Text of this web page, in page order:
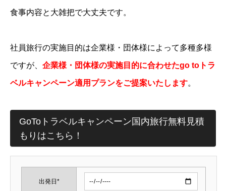
食事内容と大雑把で大丈夫です。
社員旅行の実施目的は企業様・団体様によって多種多様
ですが、 企業様・団体様の実施目的に合わせたgo toトラ
ベルキャンペーン適用プランをご提案いたします。
GoToトラベルキャンペーン国内旅行無料見積
もりはこちら！
出発日*